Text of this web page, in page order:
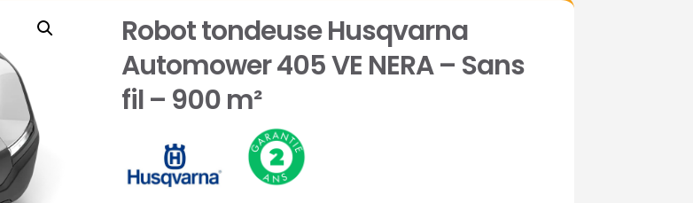
Robot tondeuse Husqvarna
Automower 405 VE NERA – Sans
fil – 900 m²